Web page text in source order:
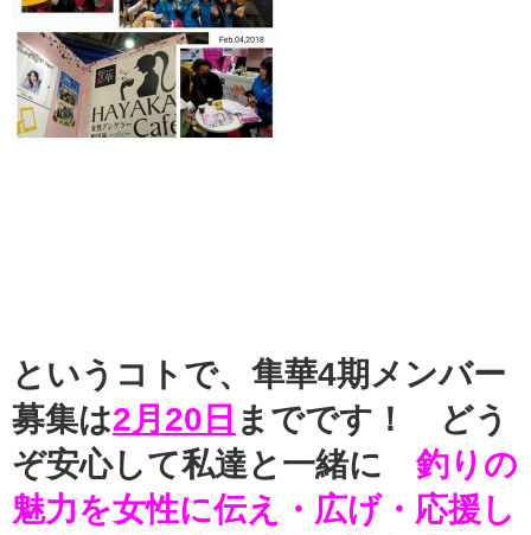
というコトで、隼華4期メンバー
募集は2月20日 までです！ どう
ぞ安心して私達と一緒に 釣りの
魅力を女性に伝え・広げ・応援し